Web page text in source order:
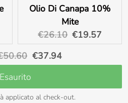
Olio Di Canapa 10%
Mite
Original
price:
€26.10 Current
price:
€19.57
Discounted
price
€37.94
Esaurito
applicato al check-out.